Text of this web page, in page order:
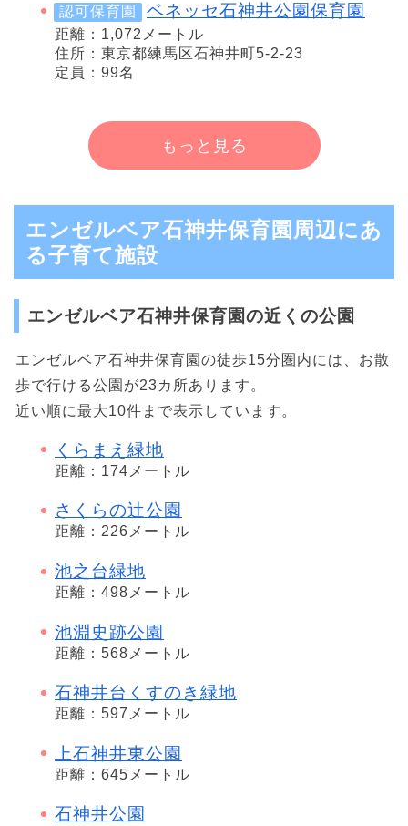
認可保育園 ベネッセ石神井公園保育園
距離：1,072メートル
住所：東京都練馬区石神井町5-2-23
定員：99名
もっと見る
エンゼルベア石神井保育園周辺にあ
る子育て施設
エンゼルベア石神井保育園の近くの公園
エンゼルベア石神井保育園の徒歩15分圏内には、お散
歩で行ける公園が23カ所あります。
近い順に最大10件まで表示しています。
くらまえ緑地
距離：174メートル
さくらの辻公園
距離：226メートル
池之台緑地
距離：498メートル
池淵史跡公園
距離：568メートル
石神井台くすのき緑地
距離：597メートル
上石神井東公園
距離：645メートル
石神井公園